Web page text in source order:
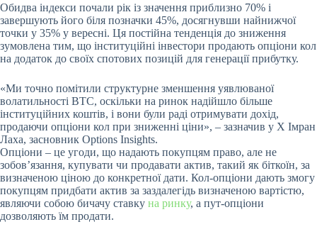
Обидва індекси почали рік із значення приблизно 70% і
завершують його біля позначки 45%, досягнувши найнижчої
точки у 35% у вересні. Ця постійна тенденція до зниження
зумовлена тим, що інституційні інвестори продають опціони кол
на додаток до своїх спотових позицій для генерації прибутку.
«Ми точно помітили структурне зменшення уявлюваної
волатильності BTC, оскільки на ринок надійшло більше
інституційних коштів, і вони були раді отримувати дохід,
продаючи опціони кол при зниженні ціни», – зазначив у X Імран
Лаха, засновник Options Insights.
Опціони – це угоди, що надають покупцям право, але не
зобов’язання, купувати чи продавати актив, такий як біткоїн, за
визначеною ціною до конкретної дати. Кол-опціони дають змогу
покупцям придбати актив за заздалегідь визначеною вартістю,
являючи собою бичачу ставку на ринку, а пут-опціони
дозволяють їм продати.